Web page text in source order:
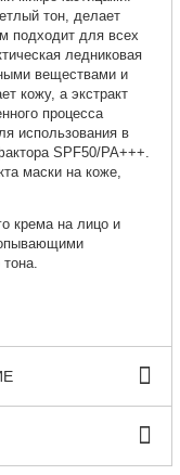
тон, делает
подходит для всех
ледниковая
веществами и
кожу, а экстракт
процесса
использования в
SPF50/PA+++.
маски на коже,
крема на лицо и